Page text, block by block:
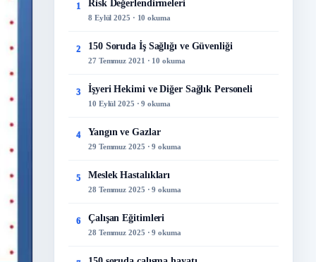
1 Risk Değerlendirmeleri
8 Eylül 2025 · 10 okuma
2 150 Soruda İş Sağlığı ve Güvenliği
27 Temmuz 2021 · 10 okuma
3 İşyeri Hekimi ve Diğer Sağlık Personeli
10 Eylül 2025 · 9 okuma
4 Yangın ve Gazlar
29 Temmuz 2025 · 9 okuma
5 Meslek Hastalıkları
28 Temmuz 2025 · 9 okuma
6 Çalışan Eğitimleri
28 Temmuz 2025 · 9 okuma